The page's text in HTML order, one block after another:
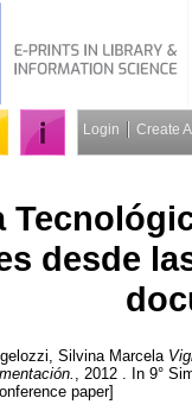
Login Create
desde
Silvina Marcela
, 2012 . In 9°
paper]